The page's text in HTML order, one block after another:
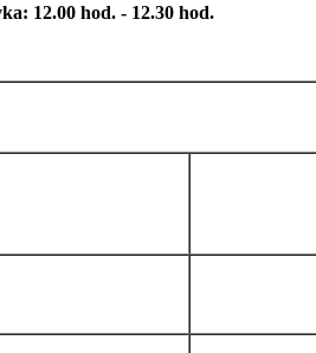
12.00 hod. - 12.30 hod.